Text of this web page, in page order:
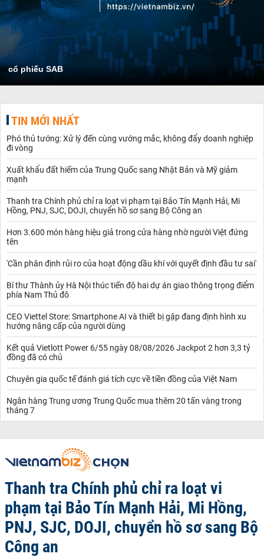
cổ phiếu SAB
TIN MỚI NHẤT
Phó thủ tướng: Xử lý đến cùng vướng mắc, không đẩy doanh nghiệp
đi vòng
Xuất khẩu đất hiếm của Trung Quốc sang Nhật Bản và Mỹ giảm
mạnh
Thanh tra Chính phủ chỉ ra loạt vi phạm tại Bảo Tín Mạnh Hải, Mi
Hồng, PNJ, SJC, DOJI, chuyển hồ sơ sang Bộ Công an
Hơn 3.600 món hàng hiệu giả trong cửa hàng nhờ người Việt đứng
tên
'Cần phân định rủi ro của hoạt động dầu khí với quyết định đầu tư sai'
Bí thư Thành ủy Hà Nội thúc tiến độ hai dự án giao thông trọng điểm
phía Nam Thủ đô
CEO Viettel Store: Smartphone AI và thiết bị gập đang định hình xu
hướng nâng cấp của người dùng
Kết quả Vietlott Power 6/55 ngày 08/08/2026 Jackpot 2 hơn 3,3 tỷ
đồng đã có chủ
Chuyên gia quốc tế đánh giá tích cực về tiền đồng của Việt Nam
Ngân hàng Trung ương Trung Quốc mua thêm 20 tấn vàng trong
tháng 7
Thanh tra Chính phủ chỉ ra loạt vi
phạm tại Bảo Tín Mạnh Hải, Mi Hồng,
PNJ, SJC, DOJI, chuyển hồ sơ sang Bộ
Công an